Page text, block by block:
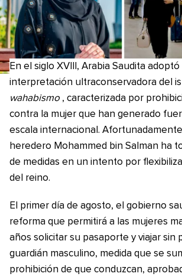
En el siglo XVIII, Arabia Saudita adoptó
interpretación ultraconservadora del
wahabismo , caracterizada por
contra la mujer que han generado
escala internacional.
heredero Mohammed bin Salman ha
de medidas en un intento por
del reino.
El primer día de agosto, el gobierno
reforma que permitirá a las mujeres
años solicitar su pasaporte y viajar sin
guardián masculino, medida que se
prohibición de que conduzcan,